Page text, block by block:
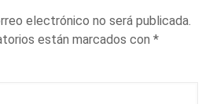
electrónico no será publicada.
están marcados con *